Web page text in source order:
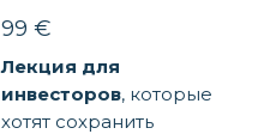
99 €
Лекция для
инвесторов, которые
хотят сохранить